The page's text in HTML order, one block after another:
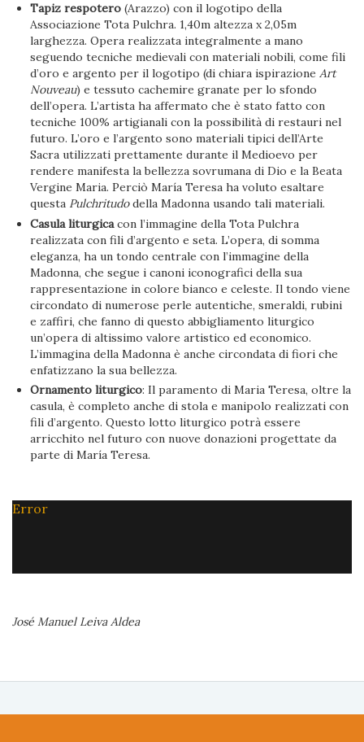
Tapiz respotero (Arazzo) con il logotipo della
Associazione Tota Pulchra. 1,40m altezza x 2,05m
larghezza. Opera realizzata integralmente a mano
seguendo tecniche medievali con materiali nobili, come fili
d’oro e argento per il logotipo (di chiara ispirazioneArt
Nouveau) e tessuto cachemire granate per lo sfondo
dell’opera. L’artista ha affermato che è stato fatto con
tecniche 100% artigianali con la possibilità di restauri nel
futuro. L’oro e l’argento sono materiali tipici dell’Arte
Sacra utilizzati prettamente durante il Medioevo per
rendere manifesta la bellezza sovrumana di Dio e la Beata
Vergine Maria. Perciò María Teresa ha voluto esaltare
questa Pulchritudodella Madonna usando tali materiali.
Casula liturgicacon l’immagine della Tota Pulchra
realizzata con fili d’argento e seta. L’opera, di somma
eleganza, ha un tondo centrale con l’immagine della
Madonna, che segue i canoni iconografici della sua
rappresentazione in colore bianco e celeste. Il tondo viene
circondato di numerose perle autentiche, smeraldi, rubini
e zaffiri, che fanno di questo abbigliamento liturgico
un’opera di altissimo valore artistico ed economico.
L’immagina della Madonna è anche circondata di fiori che
enfatizzano la sua bellezza.
Ornamento liturgico: Il paramento di Maria Teresa, oltre la
casula, è completo anche di stola e manipolo realizzati con
fili d’argento. Questo lotto liturgico potrà essere
arricchito nel futuro con nuove donazioni progettate da
parte di María Teresa.
Error
José Manuel Leiva Aldea